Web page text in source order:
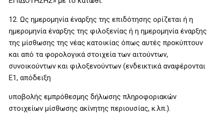
12. Ως ημερομηνία έναρξης της επιδότησης ορίζεται ή η
ημερομηνία έναρξης της φιλοξενίας ή η ημερομηνία έναρξης
της μίσθωσης της νέας κατοικίας όπως αυτές προκύπτουν
και από τα φορολογικά στοιχεία των αιτούντων,
συνοικούντων και φιλοξενούντων (ενδεικτικά αναφέρονται
Ε1, απόδειξη
υποβολής εμπρόθεσμης δήλωσης πληροφοριακών
στοιχείων μίσθωσης ακίνητης περιουσίας, κ.λπ.).